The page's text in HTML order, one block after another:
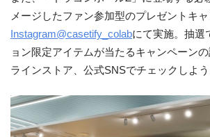
メージしたファン参加型のプレゼントキ
Instagram@casetify_colabにて実施。抽選
ョン限定アイテムが当たるキャンペーン
ラインストア、公式SNSでチェックしよう